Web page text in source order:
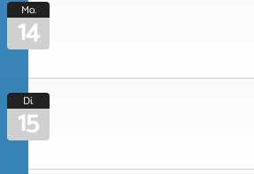
Mo.
14
Di.
15